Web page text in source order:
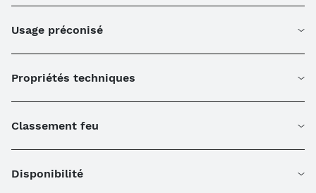
Usage préconisé
Propriétés techniques
Classement feu
Disponibilité